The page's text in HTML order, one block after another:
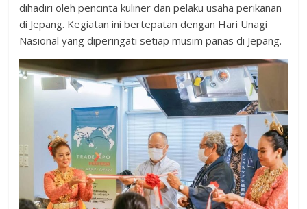
dihadiri oleh pencinta kuliner dan pelaku usaha perikanan
di Jepang. Kegiatan ini bertepatan dengan Hari Unagi
Nasional yang diperingati setiap musim panas di Jepang.